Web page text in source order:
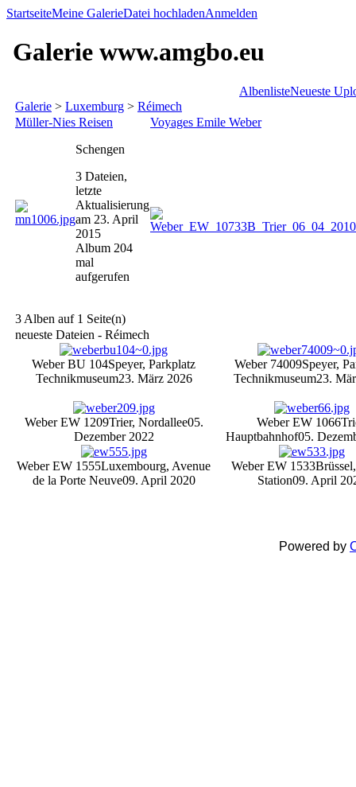
StartseiteMeine GalerieDatei hochladenAnmelden
Galerie www.amgbo.eu
AlbenlisteNeueste
Galerie > Luxemburg > Réimech
Müller-Nies Reisen
Schengen
3 Dateien,
letzte
Aktualisierung
am 23. April
2015
Album 204
mal
aufgerufen
Voyages Emile Weber
3 Alben auf 1 Seite(n)
neueste Dateien - Réimech
Weber BU 104Speyer, Parkplatz
Technikmuseum23. März 2026
Weber 74009Speyer,
Technikmuseum23.
Weber EW 1209Trier, Nordallee05.
Dezember 2022
Weber EW 1066
Hauptbahnhof05.
Weber EW 1555Luxembourg, Avenue
de la Porte Neuve09. April 2020
Weber EW 1533
Station09. April
Powered by